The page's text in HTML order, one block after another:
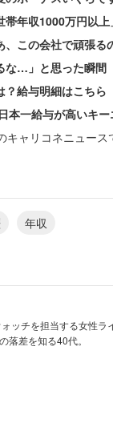
帯年収1000万円以
、この会社で頑張
な…」と思った瞬
？給与明細はこちら
本一給与が高いキー
キャリコネニュー
年収
ッチを担当する女性
落差を知る40代。